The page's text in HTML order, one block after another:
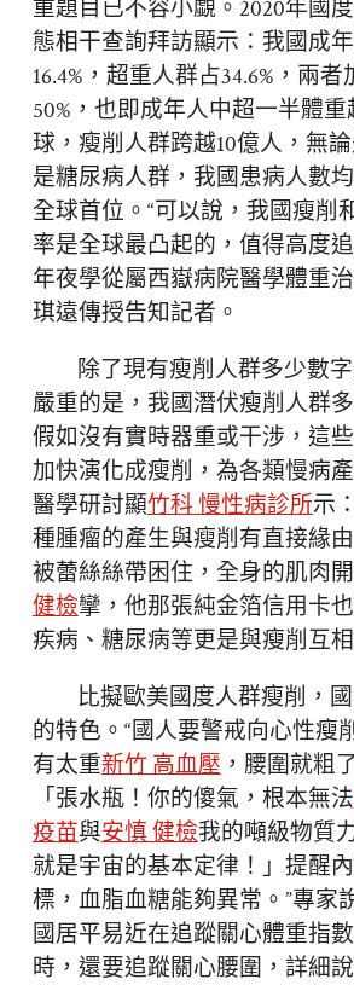
重題目已不容小覷。2020年國
態相干查詢拜訪顯示：我國成
16.4%，超重人群占34.6%，兩
50%，也即成年人中超一半體
球，瘦削人群跨越10億人，無
是糖尿病人群，我國患病人數
全球首位。“可以說，我國瘦削
率是全球最凸起的，值得高度
年夜學從屬西嶽病院醫學體重
琪遠傳授告知記者。
除了現有瘦削人群多少數
嚴重的是，我國潛伏瘦削人群
假如沒有實時器重或干涉，這
加快演化成瘦削，為各類慢病
醫學研討顯竹科 慢性病診所示
種腫瘤的產生與瘦削有直接緣
被蕾絲絲帶困住，全身的肌肉
健檢攣，他那張純金箔信用卡
疾病、糖尿病等更是與瘦削互
比擬歐美國度人群瘦削，
的特色。“國人要警戒向心性瘦
有太重新竹 高血壓 ，腰圍就粗
「張水瓶！你的傻氣，根本無法
疫苗與安慎 健檢我的噸級物質
就是宇宙的基本定律！」提醒
標，血脂血糖能夠異常。”專家
國居平易近在追蹤關心體重指
時，還要追蹤關心腰圍，詳細